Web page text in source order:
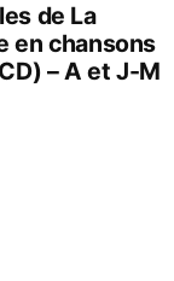
de La
en chansons
– A et J-M